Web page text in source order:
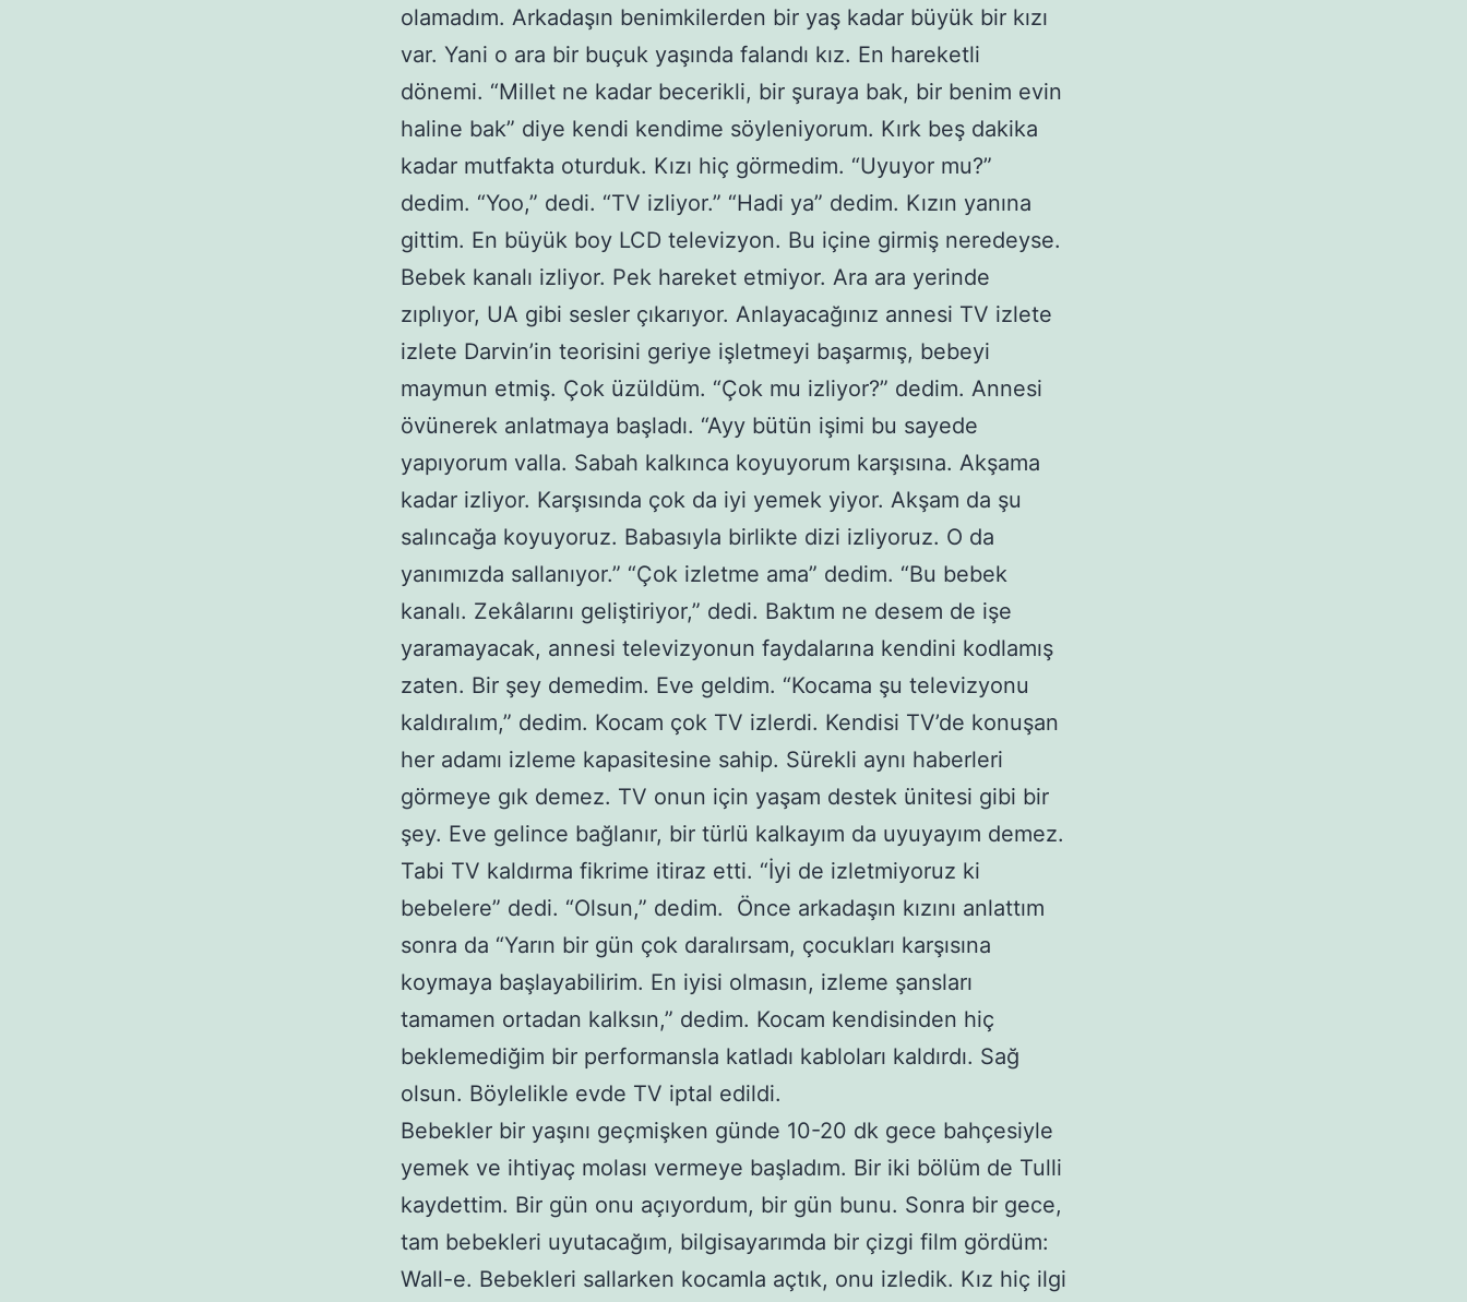
olamadım. Arkadaşın benimkilerden bir yaş kadar büyük bir kızı
var. Yani o ara bir buçuk yaşında falandı kız. En hareketli
dönemi. “Millet ne kadar becerikli, bir şuraya bak, bir benim evin
haline bak” diye kendi kendime söyleniyorum. Kırk beş dakika
kadar mutfakta oturduk. Kızı hiç görmedim. “Uyuyor mu?”
dedim. “Yoo,” dedi. “TV izliyor.” “Hadi ya” dedim. Kızın yanına
gittim. En büyük boy LCD televizyon. Bu içine girmiş neredeyse.
Bebek kanalı izliyor. Pek hareket etmiyor. Ara ara yerinde
zıplıyor, UA gibi sesler çıkarıyor. Anlayacağınız annesi TV izlete
izlete Darvin’in teorisini geriye işletmeyi başarmış, bebeyi
maymun etmiş. Çok üzüldüm. “Çok mu izliyor?” dedim. Annesi
övünerek anlatmaya başladı. “Ayy bütün işimi bu sayede
yapıyorum valla. Sabah kalkınca koyuyorum karşısına. Akşama
kadar izliyor. Karşısında çok da iyi yemek yiyor. Akşam da şu
salıncağa koyuyoruz. Babasıyla birlikte dizi izliyoruz. O da
yanımızda sallanıyor.” “Çok izletme ama” dedim. “Bu bebek
kanalı. Zekâlarını geliştiriyor,” dedi. Baktım ne desem de işe
yaramayacak, annesi televizyonun faydalarına kendini kodlamış
zaten. Bir şey demedim. Eve geldim. “Kocama şu televizyonu
kaldıralım,” dedim. Kocam çok TV izlerdi. Kendisi TV’de konuşan
her adamı izleme kapasitesine sahip. Sürekli aynı haberleri
görmeye gık demez. TV onun için yaşam destek ünitesi gibi bir
şey. Eve gelince bağlanır, bir türlü kalkayım da uyuyayım demez.
Tabi TV kaldırma fikrime itiraz etti. “İyi de izletmiyoruz ki
bebelere” dedi. “Olsun,” dedim. Önce arkadaşın kızını anlattım
sonra da “Yarın bir gün çok daralırsam, çocukları karşısına
koymaya başlayabilirim. En iyisi olmasın, izleme şansları
tamamen ortadan kalksın,” dedim. Kocam kendisinden hiç
beklemediğim bir performansla katladı kabloları kaldırdı. Sağ
olsun. Böylelikle evde TV iptal edildi.
Bebekler bir yaşını geçmişken günde 10-20 dk gece bahçesiyle
yemek ve ihtiyaç molası vermeye başladım. Bir iki bölüm de Tulli
kaydettim. Bir gün onu açıyordum, bir gün bunu. Sonra bir gece,
tam bebekleri uyutacağım, bilgisayarımda bir çizgi film gördüm:
Wall-e. Bebekleri sallarken kocamla açtık, onu izledik. Kız hiç ilgi